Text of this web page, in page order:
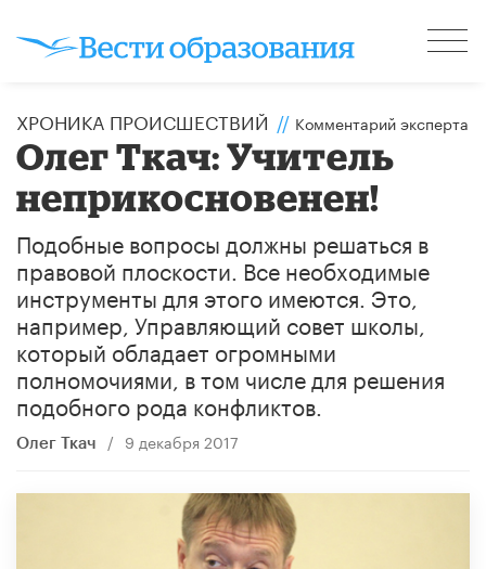
ХРОНИКА ПРОИСШЕСТВИЙ // Комментарий эксперта
Олег Ткач: Учитель
неприкосновенен!
Подобные вопросы должны решаться в
правовой плоскости. Все необходимые
инструменты для этого имеются. Это,
например, Управляющий совет школы,
который обладает огромными
полномочиями, в том числе для решения
подобного рода конфликтов.
Олег Ткач / 9 декабря 2017